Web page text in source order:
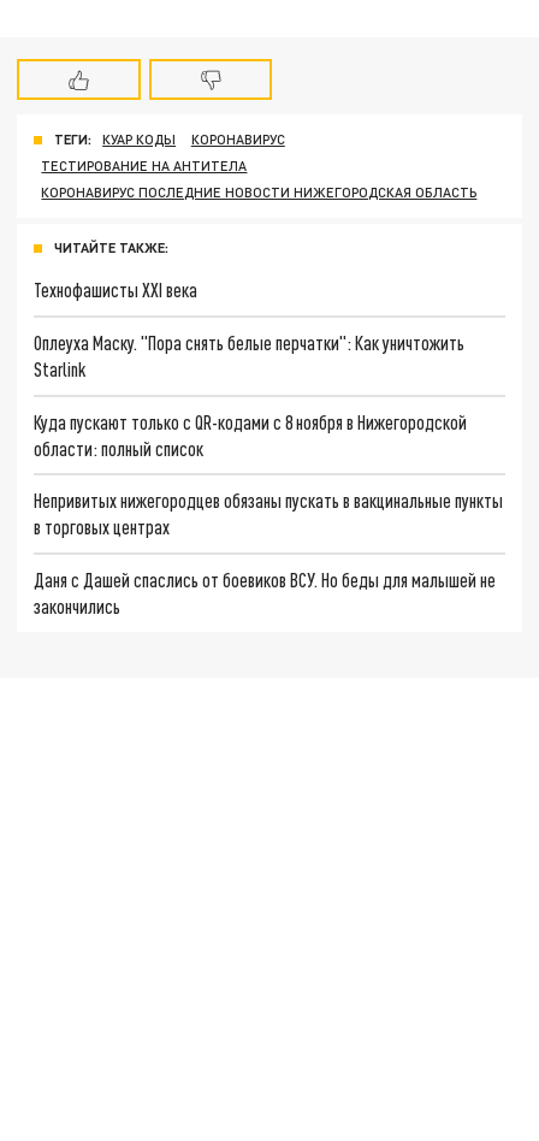
ТЕГИ: КУАР КОДЫ
КОРОНАВИРУС
ТЕСТИРОВАНИЕ НА АНТИТЕЛА
КОРОНАВИРУС ПОСЛЕДНИЕ НОВОСТИ НИЖЕГОРОДСКАЯ ОБЛАСТЬ
ЧИТАЙТЕ ТАКЖЕ:
Технофашисты XXI века
Оплеуха Маску. "Пора снять белые перчатки": Как уничтожить
Starlink
Куда пускают только с QR-кодами с 8 ноября в Нижегородской
области: полный список
Непривитых нижегородцев обязаны пускать в вакцинальные пункты
в торговых центрах
Даня с Дашей спаслись от боевиков ВСУ. Но беды для малышей не
закончились